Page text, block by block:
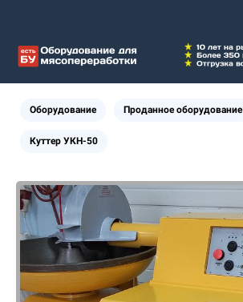
Оборудование Проданное оборудование
Куттер УКН-50